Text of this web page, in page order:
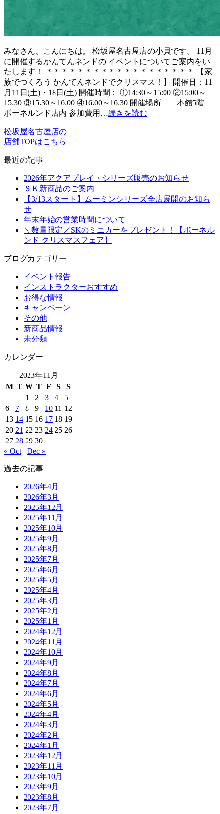
みなさん、こんにちは。 松坂屋名古屋店の小貝です。 11月
に開催するかんてんネンドの イベントについてご案内をい
たします！ ＊＊＊＊＊＊＊＊＊＊＊＊＊＊＊＊＊＊＊ 【家
族でつくろう かんてんネンドでクリスマス！】 開催日：11
月11日(土)・18日(土) 開催時間： ①14:30～15:00 ②15:00～
15:30 ③15:30～16:00 ④16:00～16:30 開催場所： 本館5階
ボーネルンド店内 参加費用…続きを読む
松坂屋名古屋店の
店舗TOPはこちら
最近の記事
2026年アクアプレイ・シリーズ販売のお知らせ
ＳＫ新商品のご案内
【3/13スタート】ムーミンシリーズ全店展開のお知ら
せ
年末年始の営業時間について
＼数量限定／SKのミニカーをプレゼント！【ボーネル
ンド クリスマスフェア】
ブログカテゴリー
イベント報告
インストラクターおすすめ
お得な情報
キャンペーン
その他
新商品情報
未分類
カレンダー
2023年11月
M T W T F S
S
1
2 3 4
5
6
7 8 9 10 11 12
13 14 15 16 17 18 19
20 21 22 23 24 25 26
27 28 29 30
« Oct
Dec »
過去の記事
2026年4月
2026年3月
2025年12月
2025年11月
2025年10月
2025年9月
2025年8月
2025年7月
2025年6月
2025年5月
2025年4月
2025年3月
2025年2月
2025年1月
2024年12月
2024年11月
2024年10月
2024年9月
2024年8月
2024年7月
2024年6月
2024年5月
2024年4月
2024年3月
2024年2月
2024年1月
2023年12月
2023年11月
2023年10月
2023年9月
2023年8月
2023年7月